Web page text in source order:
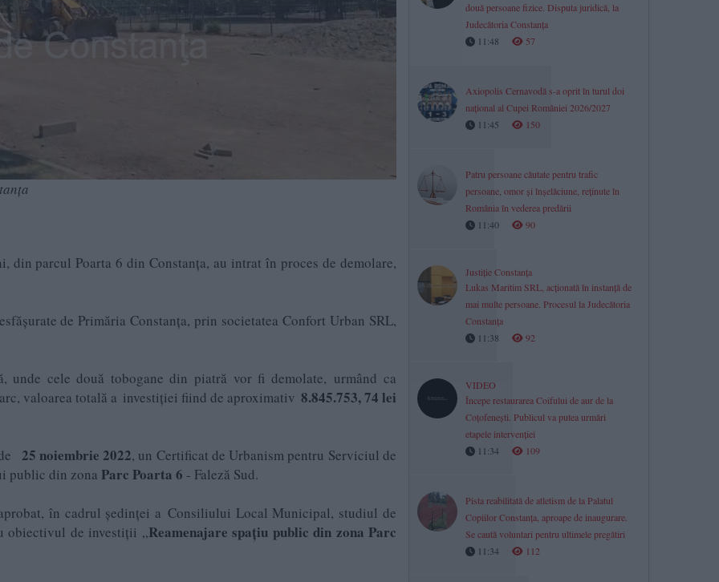
din parcul Poarta 6 din Constanța, au intrat în proces de demolare,
de Primăria Constanța, prin societatea Confort Urban SRL,
unde cele două tobogane din piatră vor fi demolate, urmând ca
valoarea totală a investiției fiind de aproximativ 8.845.753, 74 lei
25 noiembrie 2022, un Certificat de Urbanism pentru Serviciul de
public din zona Parc Poarta 6 - Faleză Sud.
în cadrul ședinței a Consiliului Local Municipal, studiul de
obiectivul de investiții „Reamenajare spațiu public din zona Parc
două persoane fizice. Disputa juridică, la
Judecătoria Constanța
11:48
57
Axiopolis Cernavodă s-a oprit în turul doi
național al Cupei României 2026/2027
11:45
150
Patru persoane căutate pentru trafic
persoane, omor și înșelăciune, reținute în
România în vederea predării
11:40
90
Justiție Constanța
Lukas Maritim SRL, acționată în instanță de
mai multe persoane. Procesul la Judecătoria
Constanța
11:38
92
VIDEO
Începe restaurarea Coifului de aur de la
Coțofenești. Publicul va putea urmări
etapele intervenției
11:34
109
Pista reabilitată de atletism de la Palatul
Copiilor Constanța, aproape de inaugurare.
Se caută voluntari pentru ultimele pregătiri
11:34
112